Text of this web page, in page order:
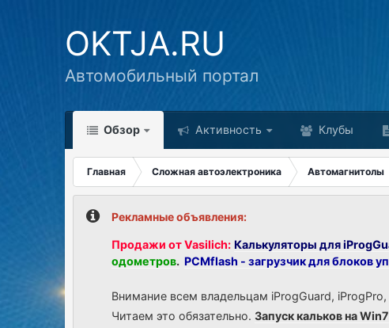
OKTJA.RU
Автомобильный портал
Обзор Активность Клубы
Главная Сложная автоэлектроника Автомагнитолы
Рекламные объявления:
Продажи от Vasilich: Калькуляторы для
одометров. PCMflash - загрузчик для блоков
Внимание всем владельцам iProgGuard,
Читаем это обязательно.Запуск кальков на